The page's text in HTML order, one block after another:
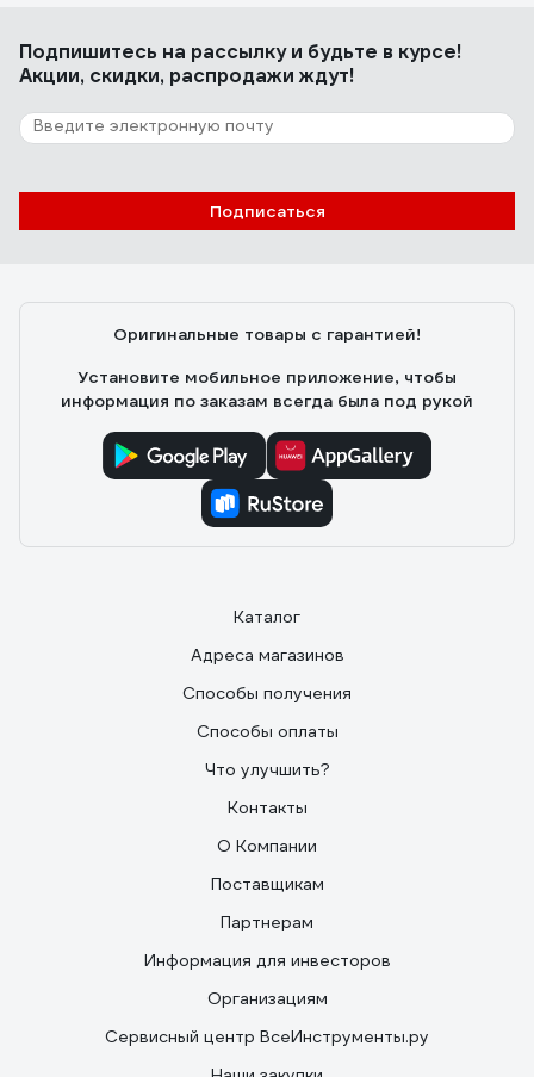
Подпишитесь на рассылкуи будьте в курсе!
Акции, скидки, распродажи ждут!
Подписаться
Оригинальные товары с гарантией!
Установите мобильное приложение, чтобы
информация по заказам всегда была под рукой
Каталог
Адреса магазинов
Способы получения
Способы оплаты
Что улучшить?
Контакты
О Компании
Поставщикам
Партнерам
Информация для инвесторов
Организациям
Сервисный центр ВсеИнструменты.ру